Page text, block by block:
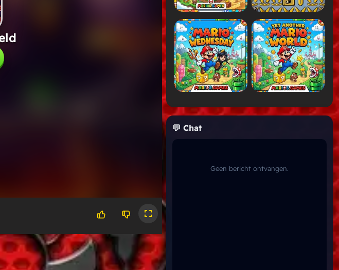
💬 Chat
Geen bericht ontvangen.